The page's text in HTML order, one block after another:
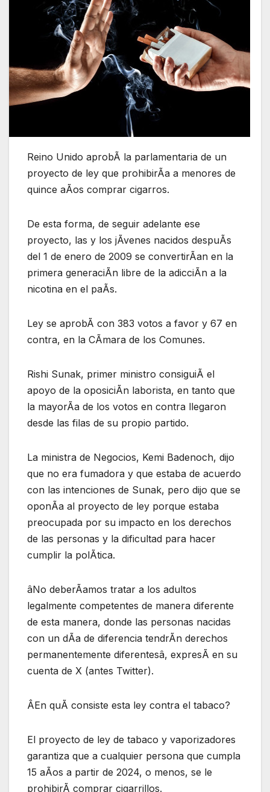
Reino Unido aprobÃ la parlamentaria de un
proyecto de ley que prohibirÃa a menores de
quince aÃos comprar cigarros.
De esta forma, de seguir adelante ese
proyecto, las y los jÃvenes nacidos despuÃs
del 1 de enero de 2009 se convertirÃan en la
primera generaciÃn libre de la adicciÃn a la
nicotina en el paÃs.
Ley se aprobÃ con 383 votos a favor y 67 en
contra, en la CÃmara de los Comunes.
Rishi Sunak, primer ministro consiguiÃ el
apoyo de la oposiciÃn laborista, en tanto que
la mayorÃa de los votos en contra llegaron
desde las filas de su propio partido.
La ministra de Negocios, Kemi Badenoch, dijo
que no era fumadora y que estaba de acuerdo
con las intenciones de Sunak, pero dijo que se
oponÃa al proyecto de ley porque estaba
preocupada por su impacto en los derechos
de las personas y la dificultad para hacer
cumplir la polÃtica.
âNo deberÃamos tratar a los adultos
legalmente competentes de manera diferente
de esta manera, donde las personas nacidas
con un dÃa de diferencia tendrÃn derechos
permanentemente diferentesâ, expresÃ en su
cuenta de X (antes Twitter).
ÂEn quÃ consiste esta ley contra el tabaco?
El proyecto de ley de tabaco y vaporizadores
garantiza que a cualquier persona que cumpla
15 aÃos a partir de 2024, o menos, se le
prohibirÃ comprar cigarrillos.